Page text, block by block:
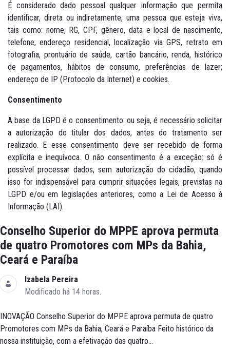
É considerado dado pessoal qualquer informação que permita
identificar, direta ou indiretamente, uma pessoa que esteja viva,
tais como: nome, RG, CPF, gênero, data e local de nascimento,
telefone, endereço residencial, localização via GPS, retrato em
fotografia, prontuário de saúde, cartão bancário, renda, histórico
de pagamentos, hábitos de consumo, preferências de lazer;
endereço de IP (Protocolo da Internet) e cookies.
Consentimento
A base da LGPD é o consentimento: ou seja, é necessário solicitar
a autorização do titular dos dados, antes do tratamento ser
realizado. E esse consentimento deve ser recebido de forma
explícita e inequívoca. O não consentimento é a exceção: só é
possível processar dados, sem autorização do cidadão, quando
isso for indispensável para cumprir situações legais, previstas na
LGPD e/ou em legislações anteriores, como a Lei de Acesso à
Informação (LAI).
Conselho Superior do MPPE aprova permuta
de quatro Promotores com MPs da Bahia,
Ceará e Paraíba
Izabela Pereira
Modificado há 14 horas.
INOVAÇÃO Conselho Superior do MPPE aprova permuta de quatro
Promotores com MPs da Bahia, Ceará e Paraíba Feito histórico da
nossa instituição, com a efetivação das quatro...